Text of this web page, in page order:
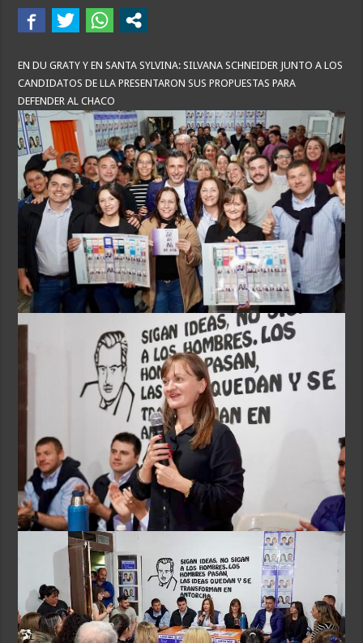
EN DU GRATY Y EN SANTA SYLVINA: SILVANA SCHNEIDER JUNTO A LOS
CANDIDATOS DE LLA PRESENTARON SUS PROPUESTAS PARA
DEFENDER AL CHACO